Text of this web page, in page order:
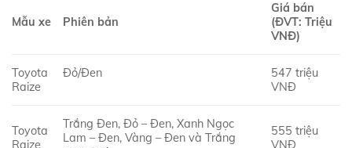
Mẫu xe Phiên bản
Giá bán
(ĐVT: Triệu
VNĐ)
Toyota
Raize
Đỏ/Đen
547 triệu
VNĐ
Toyota
Raize
Trắng Đen, Đỏ – Đen, Xanh Ngọc
Lam – Đen, Vàng – Đen và Trắng
555 triệu
VNĐ